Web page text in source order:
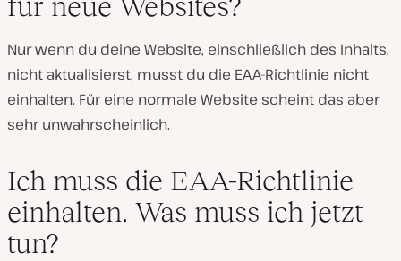
Nur wenn du deine Website, einschließlich des Inhalts,
nicht aktualisierst, musst du die EAA-Richtlinie nicht
einhalten. Für eine normale Website scheint das aber
sehr unwahrscheinlich.
Ich muss die EAA-Richtlinie
einhalten. Was muss ich jetzt
tun?